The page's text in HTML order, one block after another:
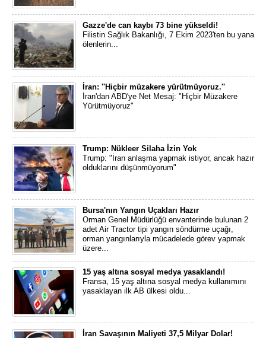
Gazze'de can kaybı 73 bine yükseldi!
Filistin Sağlık Bakanlığı, 7 Ekim 2023'ten bu yana
ölenlerin...
İran: ''Hiçbir müzakere yürütmüyoruz.''
İran'dan ABD'ye Net Mesaj: "Hiçbir Müzakere
Yürütmüyoruz"
Trump: Nükleer Silaha İzin Yok
Trump: "İran anlaşma yapmak istiyor, ancak hazır
olduklarını düşünmüyorum"
Bursa'nın Yangın Uçakları Hazır
Orman Genel Müdürlüğü envanterinde bulunan 2
adet Air Tractor tipi yangın söndürme uçağı,
orman yangınlarıyla mücadelede görev yapmak
üzere...
15 yaş altına sosyal medya yasaklandı!
Fransa, 15 yaş altına sosyal medya kullanımını
yasaklayan ilk AB ülkesi oldu...
İran Savaşının Maliyeti 37,5 Milyar Dolar!